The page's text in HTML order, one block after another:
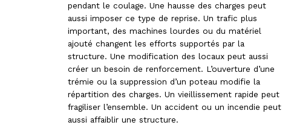
pendant le coulage. Une hausse des charges peut
aussi imposer ce type de reprise. Un trafic plus
important, des machines lourdes ou du matériel
ajouté changent les efforts supportés par la
structure. Une modification des locaux peut aussi
créer un besoin de renforcement. L’ouverture d’une
trémie ou la suppression d’un poteau modifie la
répartition des charges. Un vieillissement rapide peut
fragiliser l’ensemble. Un accident ou un incendie peut
aussi affaiblir une structure.